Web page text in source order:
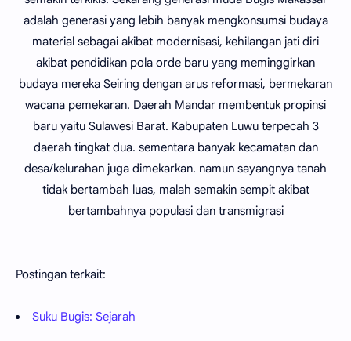
adalah generasi yang lebih banyak mengkonsumsi budaya
material sebagai akibat modernisasi, kehilangan jati diri
akibat pendidikan pola orde baru yang meminggirkan
budaya mereka Seiring dengan arus reformasi, bermekaran
wacana pemekaran. Daerah Mandar membentuk propinsi
baru yaitu Sulawesi Barat. Kabupaten Luwu terpecah 3
daerah tingkat dua. sementara banyak kecamatan dan
desa/kelurahan juga dimekarkan. namun sayangnya tanah
tidak bertambah luas, malah semakin sempit akibat
bertambahnya populasi dan transmigrasi
Postingan terkait:
Suku Bugis: Sejarah